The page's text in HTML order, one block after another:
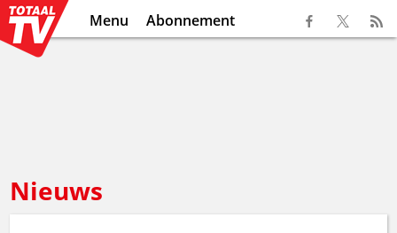
Menu Abonnement
Nieuws